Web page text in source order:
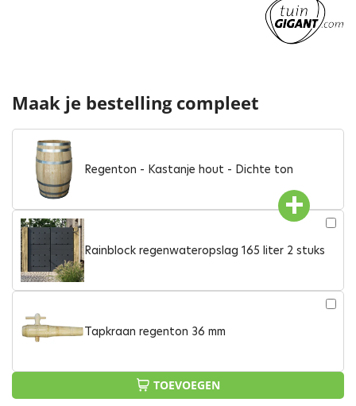
Maak je bestelling compleet
Regenton - Kastanje hout - Dichte ton
Rainblock regenwateropslag 165 liter 2 stuks
Tapkraan regenton 36 mm
TOEVOEGEN